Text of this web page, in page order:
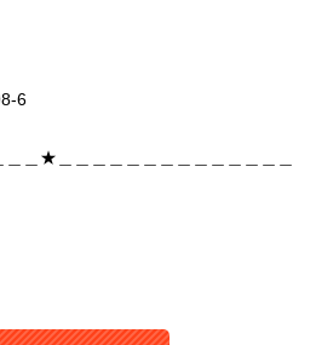
6
＿＿★＿＿＿＿＿＿＿＿＿＿＿＿＿＿